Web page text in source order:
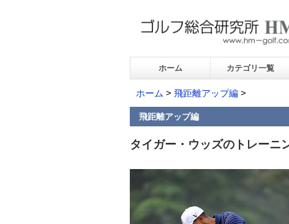
ホーム カテゴリ一覧
ホーム > 飛距離アップ編 >
飛距離アップ編
タイガー・ウッズのトレーニ